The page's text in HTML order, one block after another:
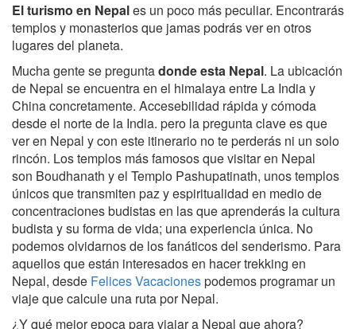
El turismo en Nepales un poco más peculiar. Encontrarás
templos y monasterios que jamas podrás ver en otros
lugares del planeta.
Mucha gente se preguntadonde esta Nepal. La ubicación
de Nepal se encuentra en el himalaya entre La India y
China concretamente. Accesebilidad rápida y cómoda
desde el norte de la India. pero la pregunta clave es que
ver en Nepal y con este itinerario no te perderás ni un solo
rincón. Los templos más famosos que visitar en Nepal
son Boudhanath y el Templo Pashupatinath, unos templos
únicos que transmiten paz y espiritualidad en medio de
concentraciones budistas en las que aprenderás la cultura
budista y su forma de vida; una experiencia única. No
podemos olvidarnos de los fanáticos del senderismo. Para
aquellos que están interesados en hacer trekking en
Nepal, desde Felices Vacacionespodemos programar un
viaje que calcule una ruta por Nepal.
¿Y qué mejor epoca para viajar a Nepal que ahora?